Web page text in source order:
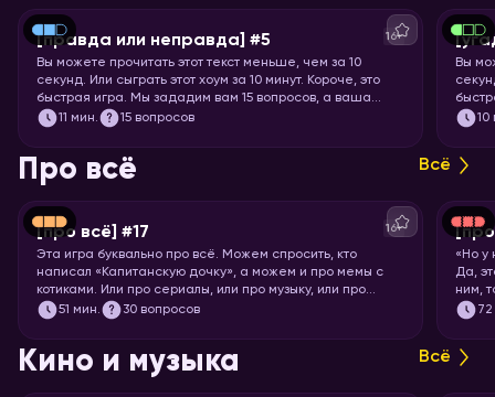
[правда или неправда] #5 16+
Вы можете прочитать этот текст меньше, чем за 10
секунд. Или сыграть этот хоум за 10 минут. Короче, это
быстрая игра. Мы зададим вам 15 вопросов, а ваша
задача – угадать, правда это или нет.
11 мин. 15 вопросов
Вы
10
Про всё Всё
[про всё] #17 16+
Эта игра буквально про всё. Можем спросить, кто
написал «Капитанскую дочку», а можем и про мемы с
котиками. Или про сериалы, или про музыку, или про
технологии. Короче, никаких специфических знаний не
кругозор. Погнали играть!
51 мин. 30 вопросов
[про
«Но у
Да,
ним,
72
Кино и музыка Всё